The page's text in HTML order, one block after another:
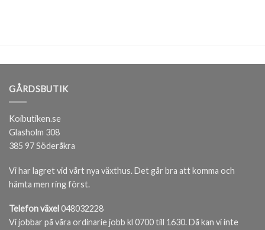
GÅRDSBUTIK
Koibutiken.se
Glasholm 308
385 97 Söderåkra
Vi har lagret vid vårt nya växthus. Det går bra att komma och
hämta men ring först.
Telefon växel048032228
Vi jobbar på våra ordinarie jobb kl 0700 till 1630. Då kan vi inte